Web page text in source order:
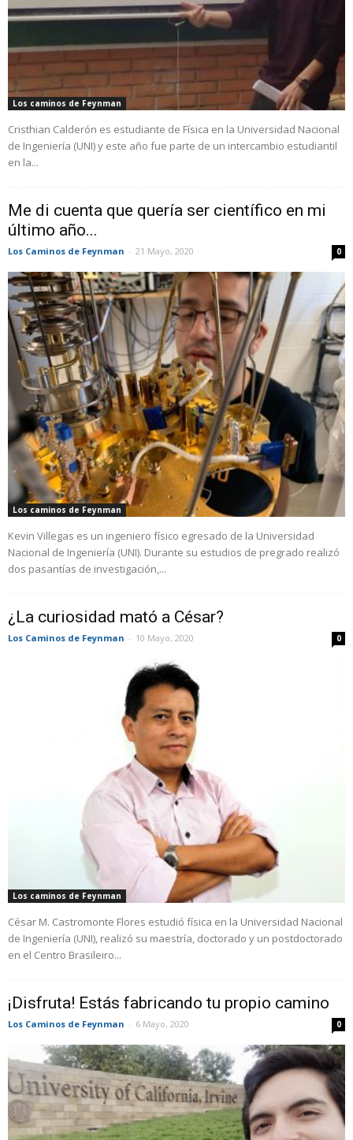
Los caminos de Feynman
Cristhian Calderón es estudiante de Física en la Universidad Nacional
de Ingeniería (UNI) y este año fue parte de un intercambio estudiantil
en la...
Me di cuenta que quería ser científico en mi
último año...
Los Caminos de Feynman - 21 Mayo, 2020 0
Los caminos de Feynman
Kevin Villegas es un ingeniero físico egresado de la Universidad
Nacional de Ingeniería (UNI). Durante su estudios de pregrado realizó
dos pasantías de investigación,...
¿La curiosidad mató a César?
Los Caminos de Feynman - 10 Mayo, 2020 0
Los caminos de Feynman
César M. Castromonte Flores estudió física en la Universidad Nacional
de Ingeniería (UNI), realizó su maestría, doctorado y un postdoctorado
en el Centro Brasileiro...
¡Disfruta! Estás fabricando tu propio camino
Los Caminos de Feynman - 6 Mayo, 2020 0